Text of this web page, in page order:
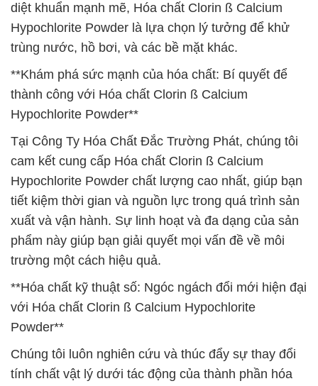
diệt khuẩn mạnh mẽ, Hóa chất Clorin ß Calcium
Hypochlorite Powder là lựa chọn lý tưởng để khử
trùng nước, hồ bơi, và các bề mặt khác.
**Khám phá sức mạnh của hóa chất: Bí quyết để
thành công với Hóa chất Clorin ß Calcium
Hypochlorite Powder**
Tại Công Ty Hóa Chất Đắc Trường Phát, chúng tôi
cam kết cung cấp Hóa chất Clorin ß Calcium
Hypochlorite Powder chất lượng cao nhất, giúp bạn
tiết kiệm thời gian và nguồn lực trong quá trình sản
xuất và vận hành. Sự linh hoạt và đa dạng của sản
phẩm này giúp bạn giải quyết mọi vấn đề về môi
trường một cách hiệu quả.
**Hóa chất kỹ thuật số: Ngóc ngách đổi mới hiện đại
với Hóa chất Clorin ß Calcium Hypochlorite
Powder**
Chúng tôi luôn nghiên cứu và thúc đẩy sự thay đổi
tính chất vật lý dưới tác động của thành phần hóa